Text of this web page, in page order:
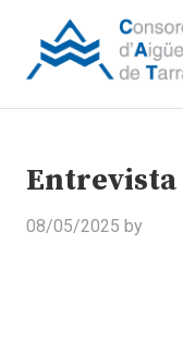
Entrevista
08/05/2025 by